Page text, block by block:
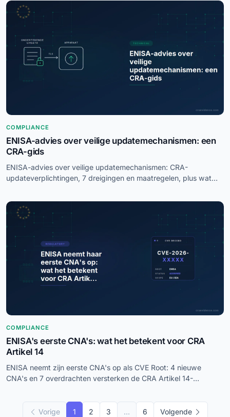
COMPLIANCE
ENISA-advies over veilige updatemechanismen: een
CRA-gids
ENISA-advies over veilige updatemechanismen: CRA-
updateverplichtingen, 7 dreigingen en maatregelen, plus wat
COMPLIANCE
ENISA's eerste CNA's: wat het betekent voor CRA
Artikel 14
ENISA neemt zijn eerste CNA's op als CVE Root: 4 nieuwe
CNA's en 7 overdrachten versterken de CRA Artikel 14-
Vorige 1 2 3 ... 6 Volgende